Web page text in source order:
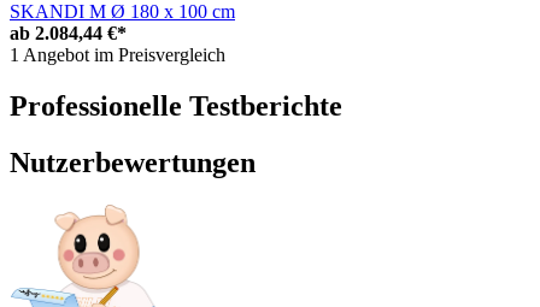
SKANDI M Ø 180 x 100 cm
ab 2.084,44 €*
1 Angebot im Preisvergleich
Professionelle Testberichte
Nutzerbewertungen